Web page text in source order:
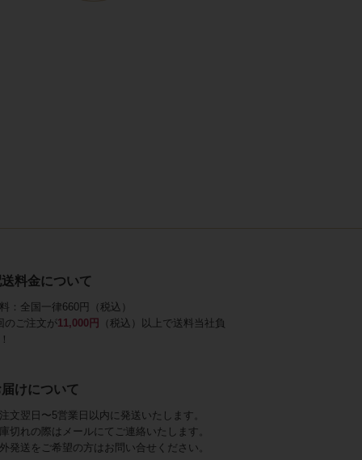
料金について
：全国一律660円（税込）
のご注文が11,000円
（税込）以上で送料当社負
けについて
文翌日〜5営業日以内に発送いたします。
切れの際はメールにてご連絡いたします。
発送をご希望の方はお問い合せください。